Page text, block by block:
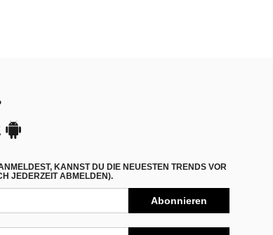
KANNST DU DIE NEUESTEN TRENDS VOR
JEDERZEIT ABMELDEN).
Abonnieren